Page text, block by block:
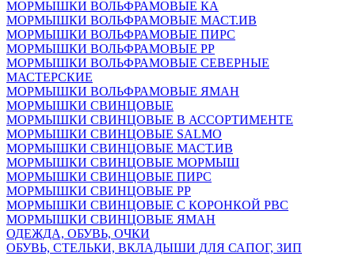
МОРМЫШКИ ВОЛЬФРАМОВЫЕ КА
МОРМЫШКИ ВОЛЬФРАМОВЫЕ МАСТ.ИВ
МОРМЫШКИ ВОЛЬФРАМОВЫЕ ПИРС
МОРМЫШКИ ВОЛЬФРАМОВЫЕ РР
МОРМЫШКИ ВОЛЬФРАМОВЫЕ СЕВЕРНЫЕ
МАСТЕРСКИЕ
МОРМЫШКИ ВОЛЬФРАМОВЫЕ ЯМАН
МОРМЫШКИ СВИНЦОВЫЕ
МОРМЫШКИ СВИНЦОВЫЕ В АССОРТИМЕНТЕ
МОРМЫШКИ СВИНЦОВЫЕ SALMO
МОРМЫШКИ СВИНЦОВЫЕ МАСТ.ИВ
МОРМЫШКИ СВИНЦОВЫЕ МОРМЫШ
МОРМЫШКИ СВИНЦОВЫЕ ПИРС
МОРМЫШКИ СВИНЦОВЫЕ РР
МОРМЫШКИ СВИНЦОВЫЕ С КОРОНКОЙ РВС
МОРМЫШКИ СВИНЦОВЫЕ ЯМАН
ОДЕЖДА, ОБУВЬ, ОЧКИ
ОБУВЬ, СТЕЛЬКИ, ВКЛАДЫШИ ДЛЯ САПОГ, ЗИП